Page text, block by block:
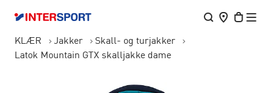
KLÆR Jakker
Skall- og turjakker
Latok Mountain GTX skalljakke dame